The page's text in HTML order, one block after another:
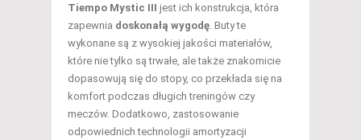
Tiempo Mystic III jest ich konstrukcja, która
zapewnia doskonałą wygodę . Buty te
wykonane są z wysokiej jakości materiałów,
które nie tylko są trwałe, ale także znakomicie
dopasowują się do stopy, co przekłada się na
komfort podczas długich treningów czy
meczów. Dodatkowo, zastosowanie
odpowiednich technologii amortyzacji